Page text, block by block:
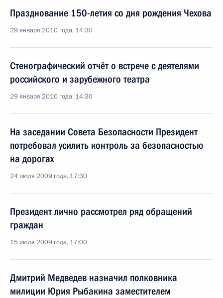
Празднование 150-летия со дня рождения Чехова
29 января 2010 года, 14:30
Стенографический отчёт о встрече с деятелями
российского и зарубежного театра
29 января 2010 года, 14:30
На заседании Совета Безопасности Президент
потребовал усилить контроль за безопасностью
на дорогах
24 июля 2009 года, 17:30
Президент лично рассмотрел ряд обращений
граждан
15 июля 2009 года, 17:00
Дмитрий Медведев назначил полковника
милиции Юрия Рыбакина заместителем